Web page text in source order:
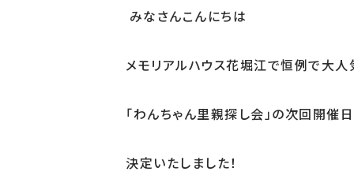
みなさんこんにちは
メモリアルハウス花堀江で恒例で大人
「わんちゃん里親探し会」の次回開催
決定いたしました！